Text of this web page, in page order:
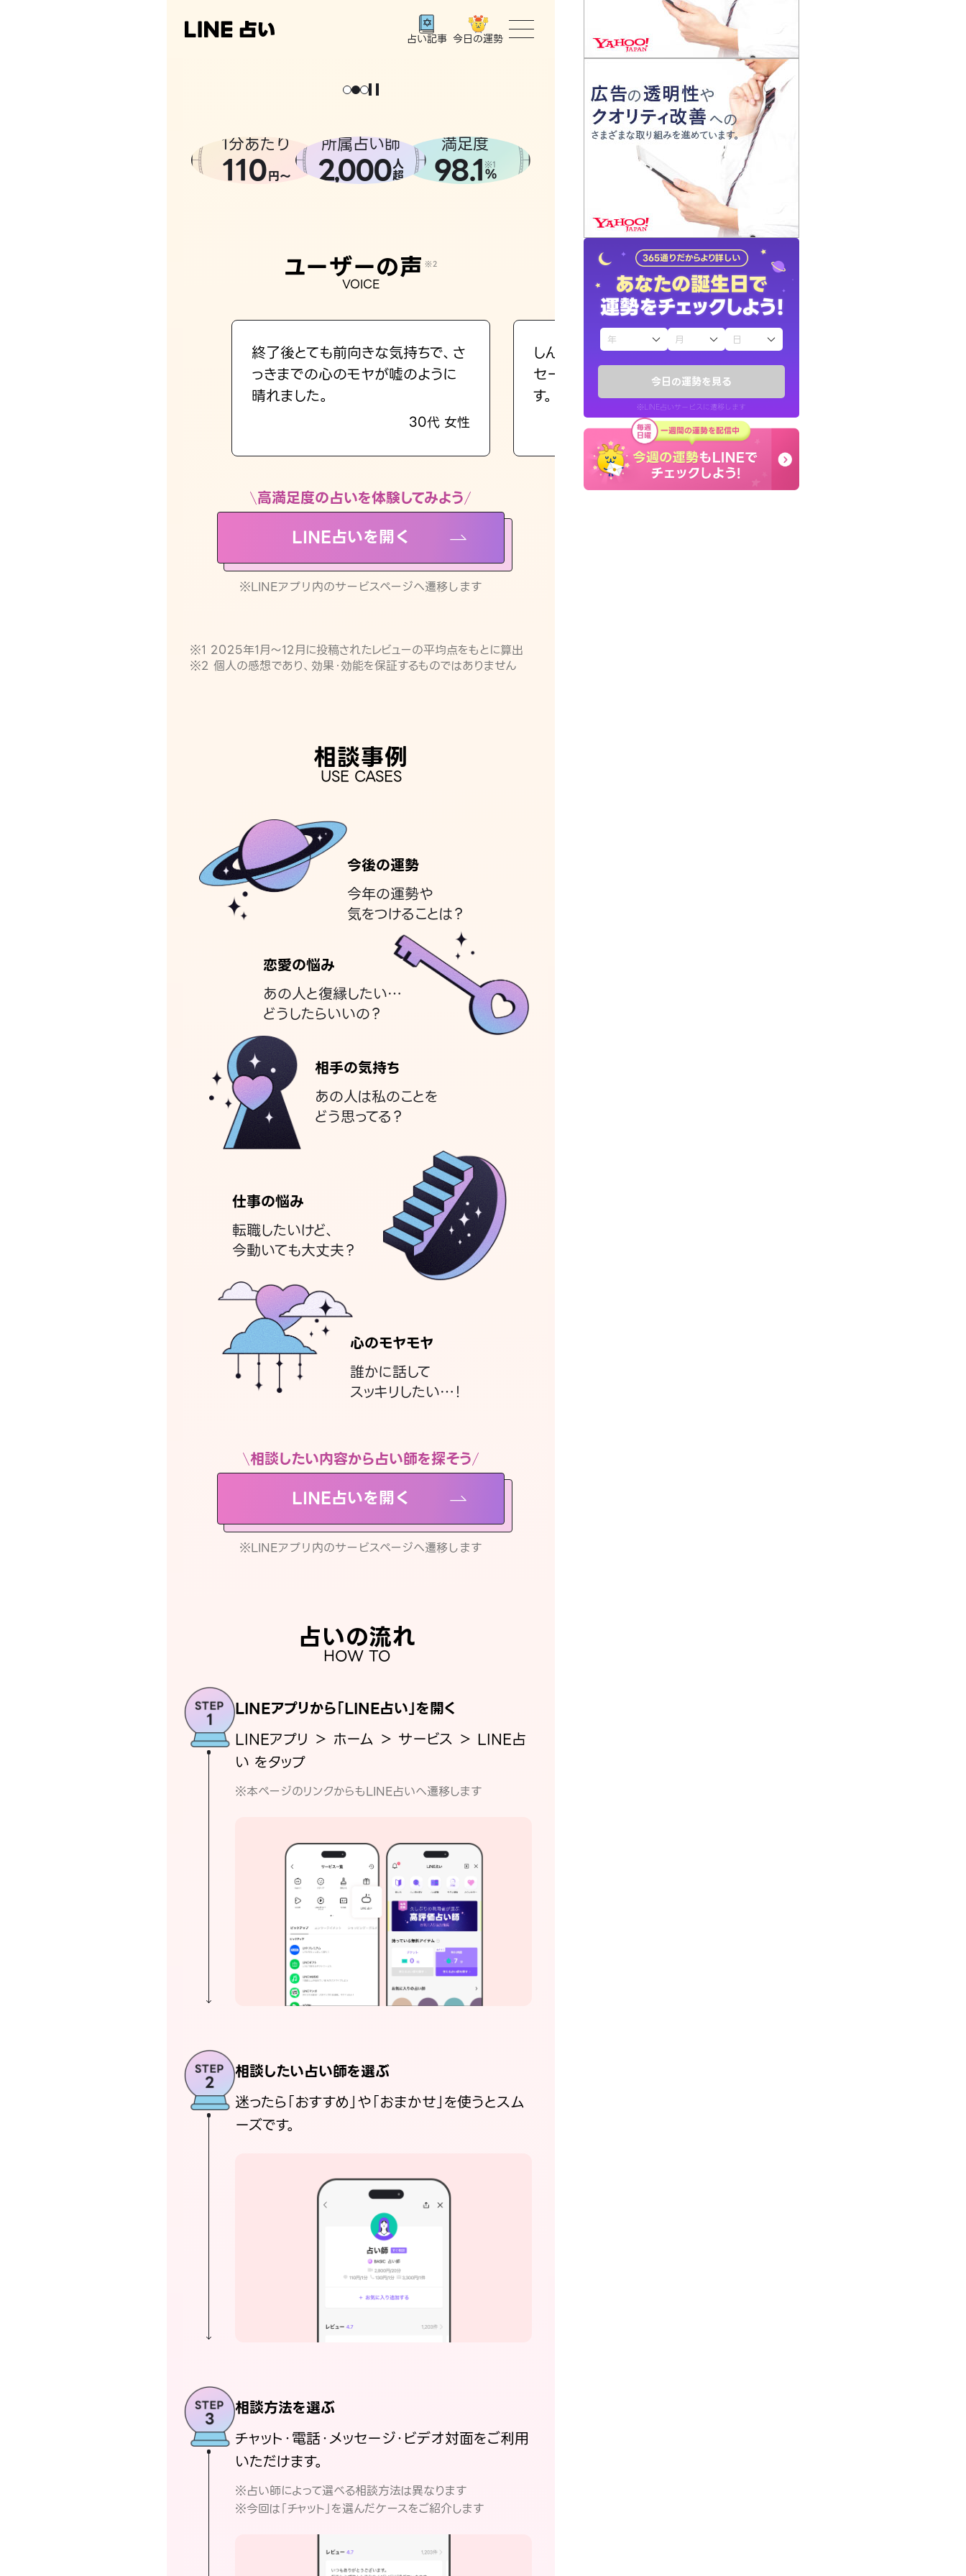
今日の運勢を見る
※LINE占いサービスに遷移します
占い記事 今日の運勢
トップ
ユーザーの声
占いの流れ
おすすめの占い師
よくある質問
えもじの子（占）12星座占い
お知らせ
1分あたり
110円〜
所属占い師
2,000人
超
満足度
98.1 ※1
%
ユーザーの声 ※2
VOICE
終了後とても前向きな気持ちで、さ
っきまでの心のモヤが嘘のように
晴れました。
30代 女性
しんどくなってましたが、先生のメッ
セージを読み返してお守りにしてま
す。
40代 女性
高満足度の占いを体験してみよう
LINE占いを開く
※LINEアプリ内のサービスページへ遷移します
※1 2025年1月〜12月に投稿されたレビューの平均点をもとに算出
※2 個人の感想であり、効果・効能を保証するものではありません
相談事例
USE CASES
今後の運勢
今年の運勢や
気をつけることは？
恋愛の悩み
あの人と復縁したい…
どうしたらいいの？
相手の気持ち
あの人は私のことを
どう思ってる？
仕事の悩み
転職したいけど、
今動いても大丈夫？
心のモヤモヤ
誰かに話して
スッキリしたい…！
相談したい内容から占い師を探そう
LINE占いを開く
※LINEアプリ内のサービスページへ遷移します
占いの流れ
HOW TO
LINEアプリから「LINE占い」を開く
LINEアプリ ＞ ホーム ＞ サービス ＞ LINE占
い をタップ
※本ページのリンクからもLINE占いへ遷移します
相談したい占い師を選ぶ
迷ったら「おすすめ」や「おまかせ」を使うとスム
ーズです。
相談方法を選ぶ
チャット・電話・メッセージ・ビデオ対面をご利用
いただけます。
※占い師によって選べる相談方法は異なります
※今回は「チャット」を選んだケースをご紹介します